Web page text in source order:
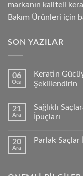
markanın kaliteli
Bakım Ürünleri için
SON YAZILAR
06
Oca
Keratin
Şekillendirin
21
Ara
Sağlıklı
İpuçları
20
Ara
Parlak Saçlar